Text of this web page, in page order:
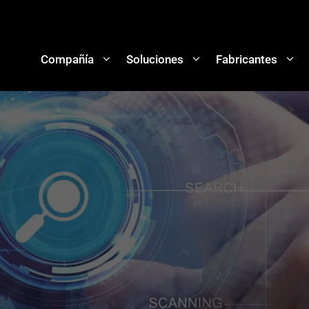
Compañía Soluciones Fabricantes